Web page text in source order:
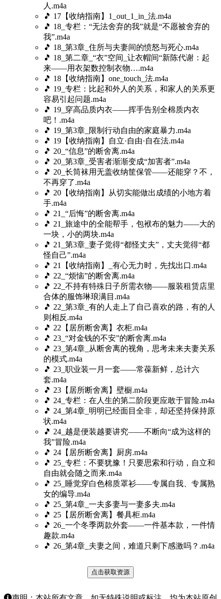
人.m4a
🎵 17【收纳指南】1_out_1_in_法.m4a
🎵 18_专栏：“无法舍弃的我”就是“不愿被舍弃的
我”.m4a
🎵 18_第3章_住所与夫妻间的愤怒与死心.m4a
🎵 18_第二章_“衣”空间_让衣帽间“新陈代谢：起
来——用衣架数控制衣物….m4a
🎵 18【收纳指南】one_touch_法.m4a
🎵 19_专栏：比起和外人的关系，和家人的关系更
容易引起问题.m4a
🎵 19_穿高品质内衣——挥手告别全棉质内衣
吧！.m4a
🎵 19_第3章_限制行动自由的家庭暴力.m4a
🎵 19【收纳指南】自立·自由·自在法.m4a
🎵 20_“信息”的断舍离.m4a
🎵 20_第3章_受害者渐渐变成“加害者”.m4a
🎵 20_长筒袜用无盖收纳筐保管——还能穿？不，
不再穿了.m4a
🎵 20【收纳指南】从切实能做出成绩的小地方着
手.m4a
🎵 21_“后悔”的断舍离.m4a
🎵 21_旅途中的全能帮手，包袱布的魅力——大的
一块，小的两块.m4a
🎵 21_第3章_妻子觉得“都怪丈夫”，丈夫觉得“都
怪自己”.m4a
🎵 21【收纳指南】_有心无力时，先找出口.m4a
🎵 22_“烦恼”的断舍离.m4a
🎵 22_不持有特殊日子所需衣物——服装租赁店里
合体的服饰琳琅满目.m4a
🎵 22_第3章_有的人走上了自己喜欢的路，有的人
则相反.m4a
🎵 22【居所断舍离】衣柜.m4a
🎵 23_“对金钱的不安”的断舍离.m4a
🎵 23_第4章_从断舍离的视角，思考未来夫妻关系
的模式.m4a
🎵 23_职业装一月一套——常葆新鲜，总计六
套.m4a
🎵 23【居所断舍离】壁橱.m4a
🎵 24_专栏：在人生的第二阶段更应敢于冒险.m4a
🎵 24_第4章_明明已经面目全非，却还坚持保持原
状.m4a
🎵 24_越是便装越要讲究——不断向“成为这样的
我”冒险.m4a
🎵 24【居所断舍离】厨房.m4a
🎵 25_专栏：不要犹豫！只要思索和行动，自立和
自由就会随之而来.m4a
🎵 25_睡觉穿白色棉质罩衫——专属自我、专属熟
女的编导.m4a
🎵 25_第4章_一夫多妻与一妻多夫.m4a
🎵 25【居所断舍离】餐具柜.m4a
🎵 26_一个冬季两款外套——一件基本款，一件情
趣款.m4a
🎵 26_第4章_夫妻之间，难道只剩下感激吗？.m4a
点击获取资源